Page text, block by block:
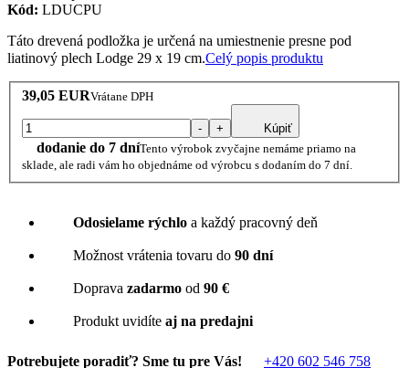
Kód: LDUCPU
Táto drevená podložka je určená na umiestnenie presne pod
liatinový plech Lodge 29 x 19 cm.Celý popis produktu
39,05 EURVrátane DPH
- + Kúpiť
dodanie do 7 dníTento výrobok zvyčajne nemáme priamo na
sklade, ale radi vám ho objednáme od výrobcu s dodaním do 7 dní.
Odosielame rýchlo a každý pracovný deň
Možnost vrátenia tovaru do 90 dní
Doprava zadarmo od 90 €
Produkt uvidíte aj na predajni
Potrebujete poradiť? Sme tu pre Vás!
+420 602 546 758